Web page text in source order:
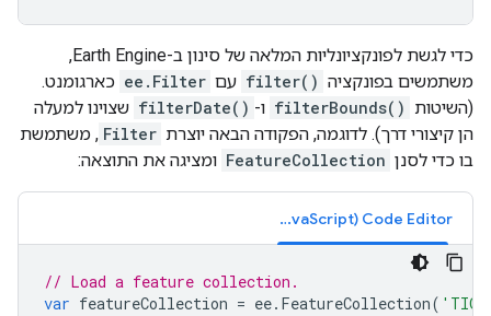
כדי לגשת לפונקציונליות המלאה של סינון ב-Earth Engine,
משתמשים בפונקציה filter() עם ee.Filter כארגומנט.
(השיטות filterBounds() ו- filterDate() שצוינו למעלה
הן קיצורי דרך). לדוגמה, הפקודה הבאה יוצרת Filter , משתמשת
בו כדי לסנן FeatureCollection ומציגה את התוצאה:
Code Editor‏ (JavaScript)
// Load a feature collection.
var featureCollection = ee. FeatureCollection(